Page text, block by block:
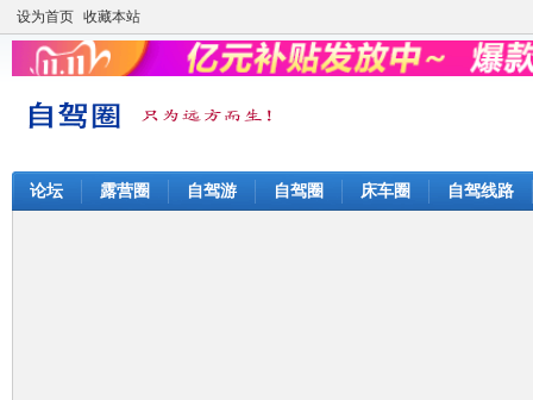
设为首页 收藏本站
论坛 露营圈 自驾游 自驾圈 床车圈 自驾线路